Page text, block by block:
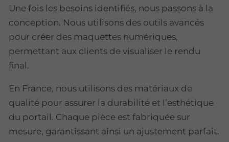
Une fois les besoins identifiés, nous passons à la
conception. Nous utilisons des outils avancés
pour créer des maquettes numériques,
permettant aux clients de visualiser le rendu
final.
En France, nous utilisons des matériaux de
qualité pour assurer la durabilité et l’esthétique
du portail. Chaque pièce est fabriquée sur
mesure, garantissant ainsi un ajustement parfait.